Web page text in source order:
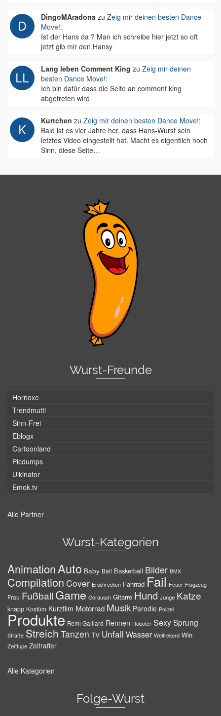
DingoMAradona zu Zeig mir deinen besten Dance
Move!:
Ist der Hans da ? Man ich schreibe hier jetzt so oft
jetzt gib mir den Hansy
Lang leben Comment King zu Zeig mir deinen
besten Dance Move!:
Ich bin dafür dass die Seite an comment king
abgetreten wird
Kurtchen zu Zeig mir deinen besten Dance Move!:
Bald ist es vier Jahre her, dass Hans-Wurst sein
letztes Video eingestellt hat. Macht es eigentlich noch
Sinn, diese Seite…
Wurst-Freunde
Hornoxe
Trendmutti
Sinn-Frei
Eblogx
Cartoonland
Picdumps
Ulkinator
Emok.tv
Alle Partner
Wurst-Kategorien
AnimationAuto Baby Ball Basketball Bilder BMX
Compilation Cover Erschrecken Fahrrad Fail Feuer Flugzeug
Frau Fußball Game Geräusch Gitarre Hund Junge Katze
knapp Kostüm Kurzfilm Motorrad Musik Parodie Polizei
Produkte Remi Gaillard Rennen Roboter SexySprung
Straße Streich Tanzen TV Unfall Wasser Weltrekord Win
Zeitlupe Zeitraffer
Alle Kategorien
Folge-Wurst